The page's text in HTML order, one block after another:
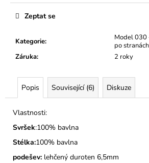
Kategorie:
Model 030
po stranách
Záruka: 2 roky
Zeptat se
Popis Související (6) Diskuze
Vlastnosti:
Svršek:100% bavlna
Stélka:100% bavlna
podešev: lehčený duroten 6,5mm
e
DĚTSKÉ
BAČKORY
MODEL
MODRÉ